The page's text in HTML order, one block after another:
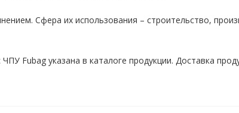
Сфера их использования – строительство,
Fubag указана в каталоге продукции. Доставка